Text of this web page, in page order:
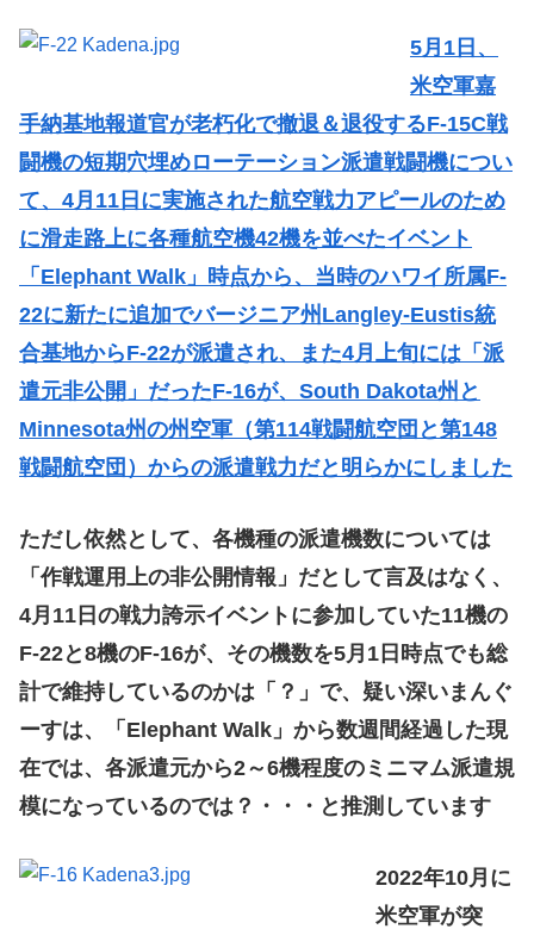
5月1日、
米空軍嘉
手納基地報道官が老朽化で撤退＆退役するF-15C戦
闘機の短期穴埋めローテーション派遣戦闘機につい
て、4月11日に実施された航空戦力アピールのため
に滑走路上に各種航空機42機を並べたイベント
「Elephant Walk」時点から、当時のハワイ所属F-
22に新たに追加でバージニア州Langley-Eustis統
合基地からF-22が派遣され、また4月上旬には「派
遣元非公開」だったF-16が、South Dakota州と
Minnesota州の州空軍（第114戦闘航空団と第148
戦闘航空団）からの派遣戦力だと明らかにしました
ただし依然として、各機種の派遣機数については
「作戦運用上の非公開情報」だとして言及はなく、
4月11日の戦力誇示イベントに参加していた11機の
F-22と8機のF-16が、その機数を5月1日時点でも総
計で維持しているのかは「？」で、疑い深いまんぐ
ーすは、「Elephant Walk」から数週間経過した現
在では、各派遣元から2～6機程度のミニマム派遣規
模になっているのでは？・・・と推測しています
2022年10月に
米空軍が突